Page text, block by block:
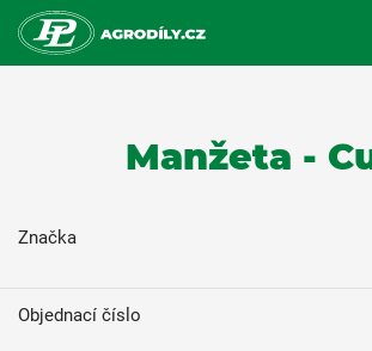
Manžeta -
Značka
Objednací číslo